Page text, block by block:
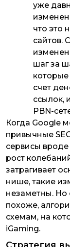
уже
что это
сайтов.
шаг за
которые
счет
ссылок,
PBN-
Когда Google
привычные
сервисы
рост
затрагивает
нише, такие
незаметны. Но
похоже,
схемам, на
iGaming.